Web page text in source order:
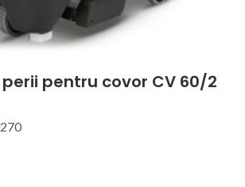
pentru covor CV 60/2